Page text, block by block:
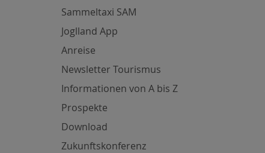
Sammeltaxi SAM
Joglland App
Anreise
Newsletter Tourismus
Informationen von A bis Z
Prospekte
Download
Zukunftskonferenz